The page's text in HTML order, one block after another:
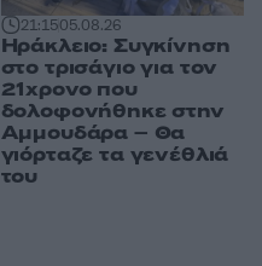
21:1505.08.26
Ηράκλειο: Συγκίνηση
στο τρισάγιο για τον
21χρονο που
δολοφονήθηκε στην
Αμμουδάρα – Θα
γιόρταζε τα γενέθλιά
του